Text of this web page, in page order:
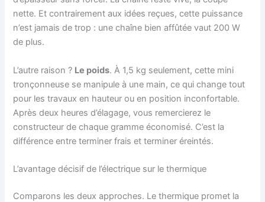
nette. Et contrairement aux idées reçues, cette puissance
n’est jamais de trop : une chaîne bien affûtée vaut 200 W
de plus.
L’autre raison ? Le poids. À 1,5 kg seulement, cette mini
tronçonneuse se manipule à une main, ce qui change tout
pour les travaux en hauteur ou en position inconfortable.
Après deux heures d’élagage, vous remercierez le
constructeur de chaque gramme économisé. C’est la
différence entre terminer frais et terminer éreintés.
L’avantage décisif de l’électrique sur le thermique
Comparons les deux approches. Le thermique promet la